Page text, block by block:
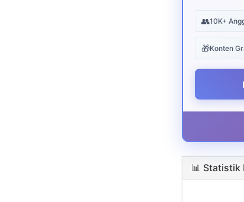
👥10K+
🎁Konten
📊 Statistik